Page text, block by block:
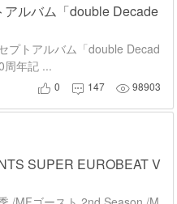
ルバム「double Decade
プトアルバム「double Decad
周年記 ...
 0  147 98903
SUPER EUROBEAT V